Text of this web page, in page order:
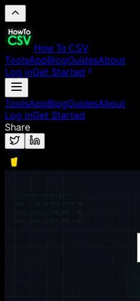
How To CSV
ToolsAppBlogGuidesAbout
Log inGet Started
ToolsAppBlogGuidesAbout
Log inGet Started
Share